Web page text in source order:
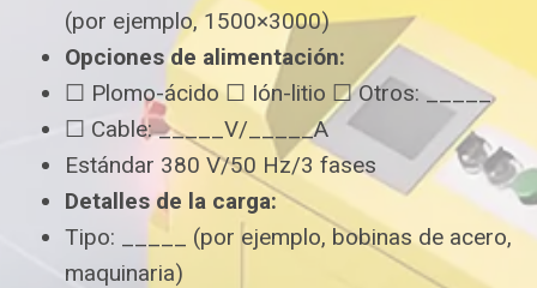
(por ejemplo, 1500×3000)
Opciones de alimentación:
☐ Plomo-ácido ☐ Ión-litio ☐ Otros: _____
☐ Cable: _____V/_____A
Estándar 380 V/50 Hz/3 fases
Detalles de la carga:
Tipo: _____ (por ejemplo, bobinas de acero,
maquinaria)